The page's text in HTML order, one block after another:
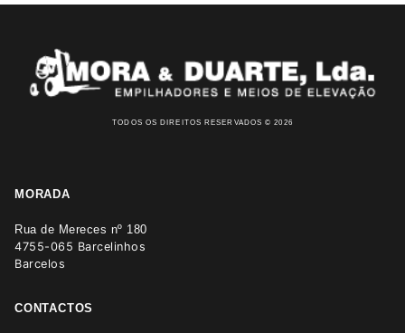
TODOS OS DIREITOS RESERVADOS © 2026
MORADA
Rua de Mereces nº 180
4755-065 Barcelinhos
Barcelos
CONTACTOS